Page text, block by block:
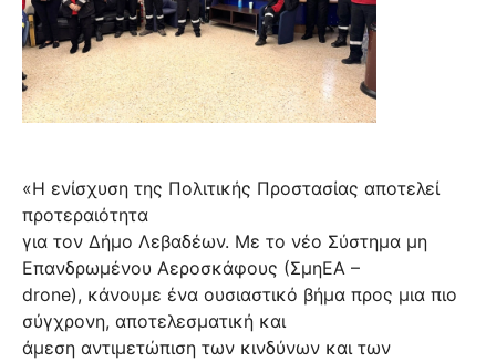
«Η ενίσχυση της Πολιτικής Προστασίας αποτελεί
προτεραιότητα
για τον Δήμο Λεβαδέων. Με το νέο Σύστημα μη
Επανδρωμένου Αεροσκάφους (ΣμηΕΑ –
drone), κάνουμε ένα ουσιαστικό βήμα προς μια πιο
σύγχρονη, αποτελεσματική και
άμεση αντιμετώπιση των κινδύνων και των